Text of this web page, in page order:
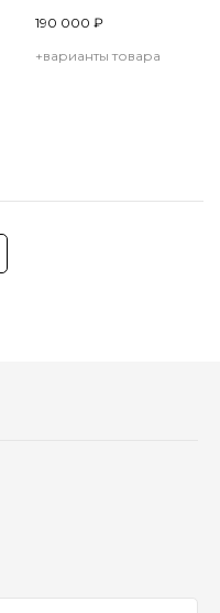
190 000 ₽
+варианты товара